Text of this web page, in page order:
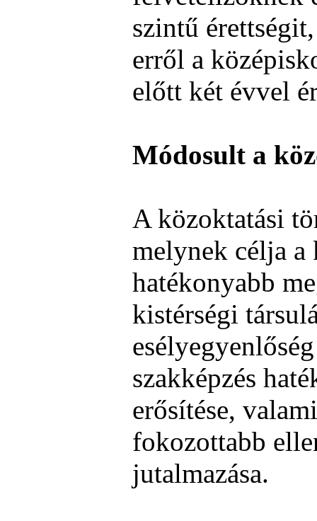
szintű
erről a
előtt két évvel
Módosult a
A közoktatási
melynek célja a
hatékonyabb
kistérségi
szakképzés
erősítése,
fokozottabb
jutalmazása.